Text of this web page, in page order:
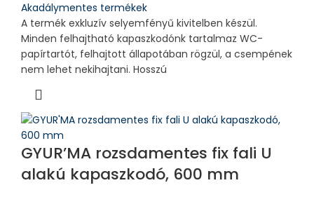
Akadálymentes termékek
A termék exkluzív selyemfényű kivitelben készül.
Minden felhajtható kapaszkodónk tartalmaz WC-
papírtartót, felhajtott állapotában rögzül, a csempének
nem lehet nekihajtani. Hosszú
GYUR’MA rozsdamentes fix fali U
alakú kapaszkodó, 600 mm